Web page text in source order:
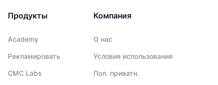
Продукты
Academy
Рекламировать
CMC Labs
Компания
О нас
Условия использования
Пол. приватн.